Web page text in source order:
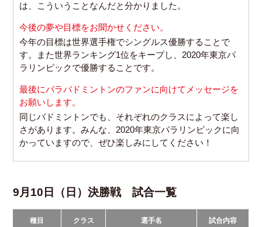
は、こういうことなんだと分かりました。
今後の夢や目標をお聞かせください。
今年の目標は世界選手権でシングルス優勝することで
す。
また世界ランキング1位をキープし、2020年東京パ
ラリンピックで優勝することです。
最後にパラバドミントンのファンに向けてメッセージを
お願いします。
同じバドミントンでも、それぞれのクラスによって楽し
さがあります。みんな、2020年東京パラリンピックに向
かっていますので、ぜひ楽しみにしてください！
9月10日（日）決勝戦 試合一覧
種目 クラス 選手名 試合内容